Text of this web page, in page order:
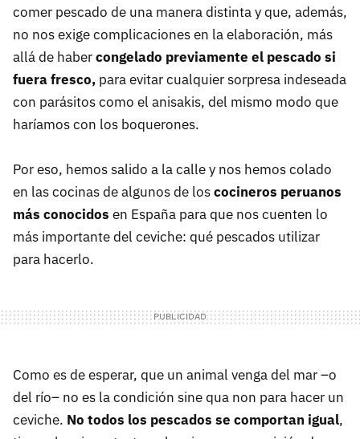
comer pescado de una manera distinta y que, además,
no nos exige complicaciones en la elaboración, más
allá de habercongelado previamente el pescado si
fuera fresco, para evitar cualquier sorpresa indeseada
con parásitos como el anisakis, del mismo modo que
haríamos con los boquerones.
Por eso, hemos salido a la calle y nos hemos colado
en las cocinas de algunos de loscocineros peruanos
más conocidos en España para que nos cuenten lo
más importante del ceviche: qué pescados utilizar
para hacerlo.
Como es de esperar, que un animal venga del mar –o
del río– no es la condición sine qua non para hacer un
ceviche. No todos los pescados se comportan igual,